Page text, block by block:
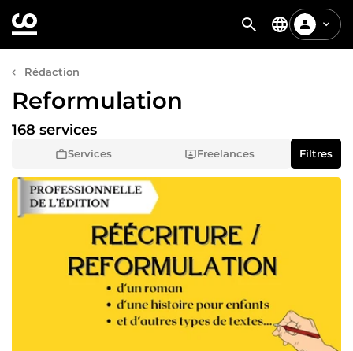
Rédaction
Reformulation
Services Freelances
168 services
Filtres